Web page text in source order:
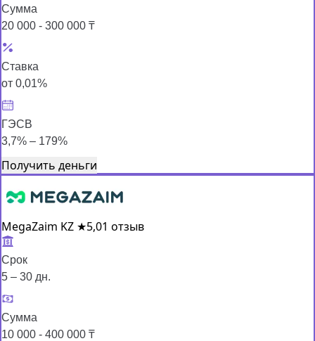
Сумма
20 000 - 300 000 ₸
Ставка
от 0,01%
ГЭСВ
3,7% – 179%
Получить деньги
MegaZaim KZ ★5,01 отзыв
Срок
5 – 30 дн.
Сумма
10 000 - 400 000 ₸